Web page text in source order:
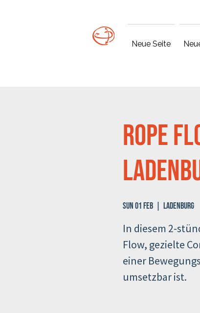
Neue Seite
Rope
Sun 01 Feb
  |
Ladenburg
In diesem 2-
Flow, gezielte
einer
umsetzbar ist.